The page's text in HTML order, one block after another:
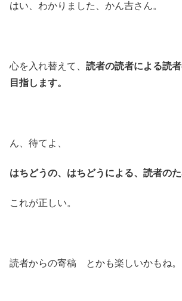
はい、わかりました、かん吉さん。
心を入れ替えて、 読者の読者による読
目指します。
ん、待てよ、
はちどうの、はちどうによる、読者の
これが正しい。
読者からの寄稿 とかも楽しいかもね。